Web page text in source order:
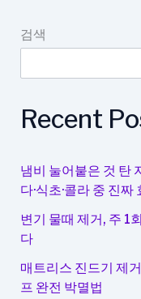
추
러
이
도
뜻
실
내
검색
Recent
냄비 눌어붙은 것 탄
다·식초·콜라 중 진짜
변기 물때 제거, 주 1
다
매트리스 진드기 제
프 완전 박멸법